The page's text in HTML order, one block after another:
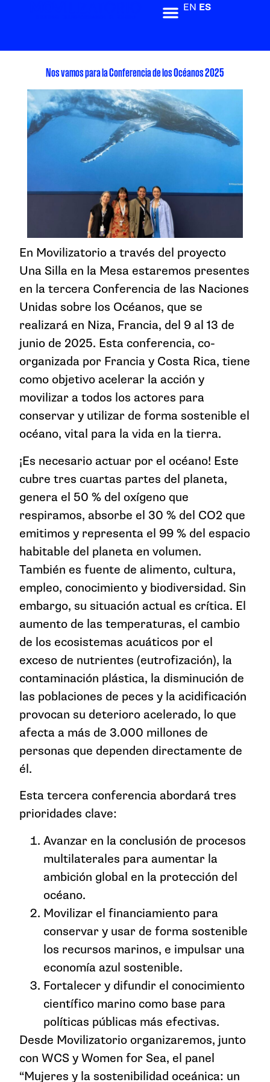
EN ES
Nos vamos para la Conferencia de los Océanos 2025
En Movilizatorio a través del proyecto
Una Silla en la Mesa estaremos presentes
en la tercera Conferencia de las Naciones
Unidas sobre los Océanos, que se
realizará en Niza, Francia, del 9 al 13 de
junio de 2025. Esta conferencia, co-
organizada por Francia y Costa Rica, tiene
como objetivo acelerar la acción y
movilizar a todos los actores para
conservar y utilizar de forma sostenible el
océano, vital para la vida en la tierra.
¡Es necesario actuar por el océano! Este
cubre tres cuartas partes del planeta,
genera el 50 % del oxígeno que
respiramos, absorbe el 30 % del CO2 que
emitimos y representa el 99 % del espacio
habitable del planeta en volumen.
También es fuente de alimento, cultura,
empleo, conocimiento y biodiversidad. Sin
embargo, su situación actual es crítica. El
aumento de las temperaturas, el cambio
de los ecosistemas acuáticos por el
exceso de nutrientes (eutrofización), la
contaminación plástica, la disminución de
las poblaciones de peces y la acidificación
provocan su deterioro acelerado, lo que
afecta a más de 3.000 millones de
personas que dependen directamente de
él.
Esta tercera conferencia abordará tres
prioridades clave:
Avanzar en la conclusión de procesos
multilaterales para aumentar la
ambición global en la protección del
océano.
Movilizar el financiamiento para
conservar y usar de forma sostenible
los recursos marinos, e impulsar una
economía azul sostenible.
Fortalecer y difundir el conocimiento
científico marino como base para
políticas públicas más efectivas.
Desde Movilizatorio organizaremos, junto
con WCS y Women for Sea, el panel
“Mujeres y la sostenibilidad oceánica: un